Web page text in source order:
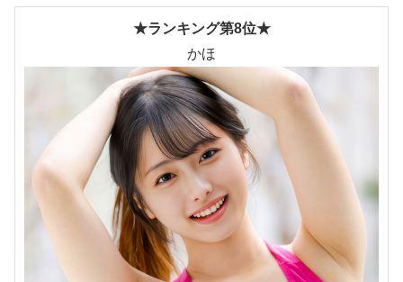
★ランキング第8位★
かほ